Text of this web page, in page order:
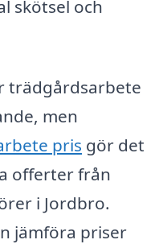
skötsel och
trädgårdsarbete
men
pris gör det
offerter från
i Jordbro.
jämföra priser